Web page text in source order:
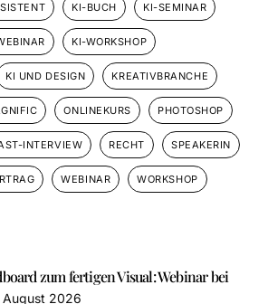
KI-BUCH KI-SEMINAR
KI-WORKSHOP
KI UND DESIGN KREATIVBRANCHE
ONLINEKURS PHOTOSHOP
INTERVIEW RECHT SPEAKERIN
WEBINAR WORKSHOP
zum fertigen Visual: Webinar bei
August 2026